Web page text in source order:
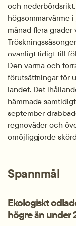
och
högsommarvärme
månad flera grader
ovanligt tidigt till
Den varma och
förutsättningar för
landet. Det
hämmade
september
regnoväder och
omöjliggjorde
Spannmål
Ekologiskt
högre än under